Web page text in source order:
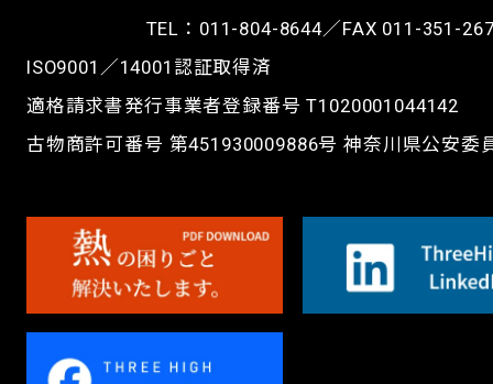
TEL： 011-804-8644／FAX 011-351-
ISO9001／14001認証取得済
適格請求書発行事業者登録番号 T1020001044142
古物商許可番号 第451930009886号 神奈川県公安委